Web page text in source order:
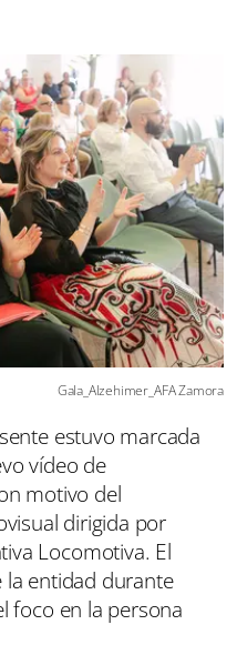
Gala_Alzehimer_AFA Zamora
estuvo marcada
vídeo de
motivo del
dirigida por
Locomotiva. El
la entidad durante
foco en la persona